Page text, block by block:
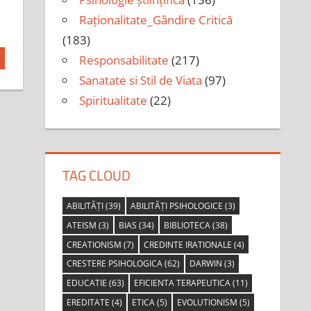
Raționalitate_Gândire Critică
(183)
Responsabilitate (217)
Sanatate si Stil de Viata (97)
Spiritualitate (22)
TAG CLOUD
ABILITĂȚI(39) ABILITĂȚI PSIHOLOGICE (3)
ATEISM (3) BIAS (34) BIBLIOTECA(38)
CREATIONISM (7) CREDINTE IRATIONALE (4)
CRESTERE PSIHOLOGICA(62) DARWIN (3)
EDUCATIE (63) EFICIENTA TERAPEUTICA(11)
EREDITATE (4) ETICA(5) EVOLUTIONISM (5)